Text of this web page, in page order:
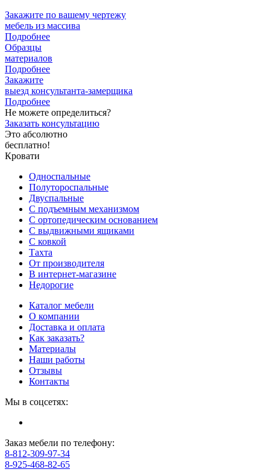
Закажите по вашему чертежу
мебель из массива
Подробнее
Образцы
материалов
Подробнее
Закажите
выезд консультанта-замерщика
Подробнее
Не можете определиться?
Заказать консультацию
Это абсолютно
бесплатно!
Кровати
Односпальные
Полутороспальные
Двуспальные
С подъемным механизмом
С ортопедическим основанием
С выдвижными ящиками
С ковкой
Тахта
От производителя
В интернет-магазине
Недорогие
Каталог мебели
О компании
Доставка и оплата
Как заказать?
Материалы
Наши работы
Отзывы
Контакты
Мы в соцсетях:
Заказ мебели по телефону:
8-812-309-97-34
8-925-468-82-65